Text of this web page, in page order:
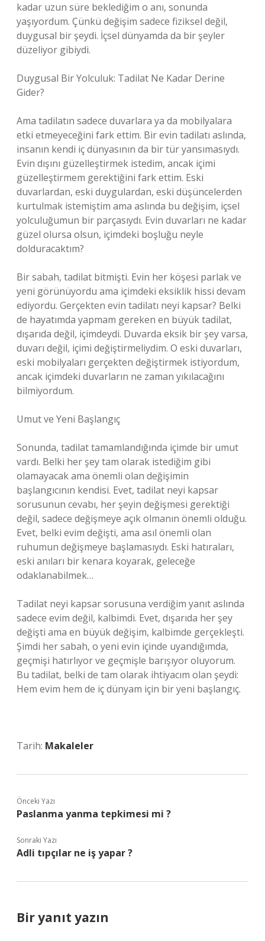
kadar uzun süre beklediğim o anı, sonunda
yaşıyordum. Çünkü değişim sadece fiziksel değil,
duygusal bir şeydi. İçsel dünyamda da bir şeyler
düzeliyor gibiydi.
Duygusal Bir Yolculuk: Tadilat Ne Kadar Derine
Gider?
Ama tadilatın sadece duvarlara ya da mobilyalara
etki etmeyeceğini fark ettim. Bir evin tadilatı aslında,
insanın kendi iç dünyasının da bir tür yansımasıydı.
Evin dışını güzelleştirmek istedim, ancak içimi
güzelleştirmem gerektiğini fark ettim. Eski
duvarlardan, eski duygulardan, eski düşüncelerden
kurtulmak istemiştim ama aslında bu değişim, içsel
yolculuğumun bir parçasıydı. Evin duvarları ne kadar
güzel olursa olsun, içimdeki boşluğu neyle
dolduracaktım?
Bir sabah, tadilat bitmişti. Evin her köşesi parlak ve
yeni görünüyordu ama içimdeki eksiklik hissi devam
ediyordu. Gerçekten evin tadilatı neyi kapsar? Belki
de hayatımda yapmam gereken en büyük tadilat,
dışarıda değil, içimdeydi. Duvarda eksik bir şey varsa,
duvarı değil, içimi değiştirmeliydim. O eski duvarları,
eski mobilyaları gerçekten değiştirmek istiyordum,
ancak içimdeki duvarların ne zaman yıkılacağını
bilmiyordum.
Umut ve Yeni Başlangıç
Sonunda, tadilat tamamlandığında içimde bir umut
vardı. Belki her şey tam olarak istediğim gibi
olamayacak ama önemli olan değişimin
başlangıcının kendisi. Evet, tadilat neyi kapsar
sorusunun cevabı, her şeyin değişmesi gerektiği
değil, sadece değişmeye açık olmanın önemli olduğu.
Evet, belki evim değişti, ama asıl önemli olan
ruhumun değişmeye başlamasıydı. Eski hatıraları,
eski anıları bir kenara koyarak, geleceğe
odaklanabilmek…
Tadilat neyi kapsar sorusuna verdiğim yanıt aslında
sadece evim değil, kalbimdi. Evet, dışarıda her şey
değişti ama en büyük değişim, kalbimde gerçekleşti.
Şimdi her sabah, o yeni evin içinde uyandığımda,
geçmişi hatırlıyor ve geçmişle barışıyor oluyorum.
Bu tadilat, belki de tam olarak ihtiyacım olan şeydi:
Hem evim hem de iç dünyam için bir yeni başlangıç.
Tarih: Makaleler
Önceki Yazı
Paslanma yanma tepkimesi mi ?
Sonraki Yazı
Adli tıpçılar ne iş yapar ?
Bir yanıt yazın